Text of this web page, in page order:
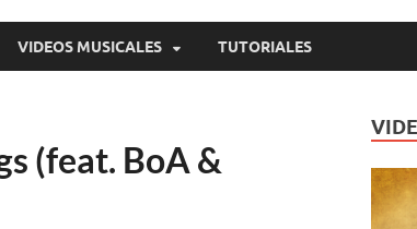
VIDEOS MUSICALES TUTORIALES
(feat. BoA &